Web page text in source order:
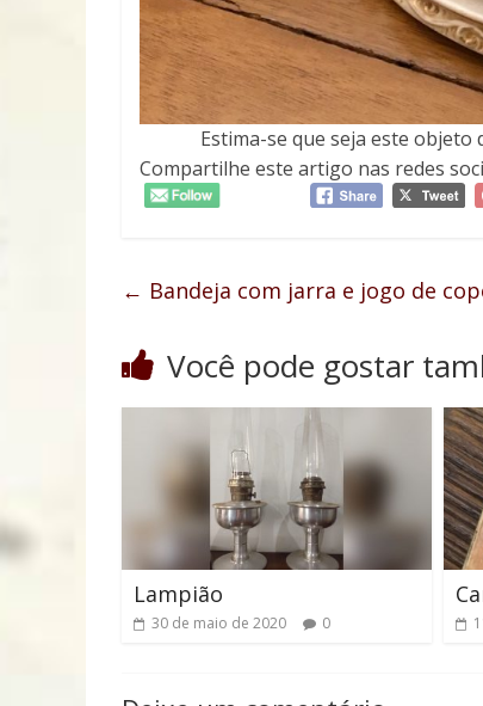
Estima-se que seja este objeto
Compartilhe este artigo nas redes
← Bandeja com jarra e jogo de
Você pode gostar
Lampião
30 de maio de 2020 0